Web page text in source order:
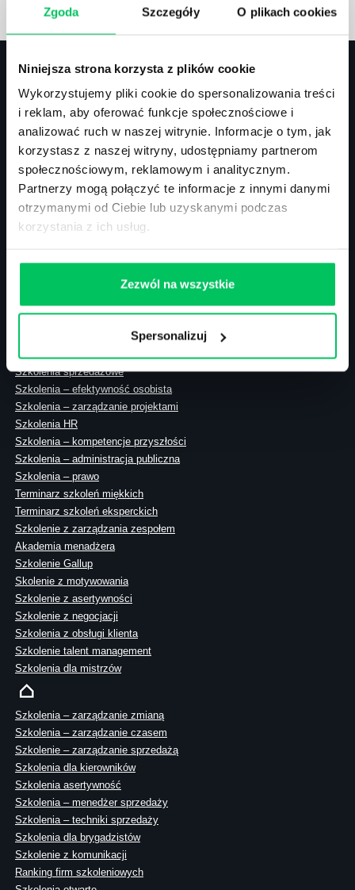
Zgoda Szczegóły O plikach cookies
Niniejsza strona korzysta z plików cookie
Wykorzystujemy pliki cookie do spersonalizowania treści
i reklam, aby oferować funkcje społecznościowe i
analizować ruch w naszej witrynie. Informacje o tym, jak
korzystasz z naszej witryny, udostępniamy partnerom
społecznościowym, reklamowym i analitycznym.
Partnerzy mogą połączyć te informacje z innymi danymi
otrzymanymi od Ciebie lub uzyskanymi podczas
korzystania z ich usług.
Zezwól na wszystkie
Spersonalizuj
ZAPYTAJ O NASZE ROZWIĄZANIA
Kontakt
tel.: 505 273 550
00-394 Warszawa
Szkolenia menedżerskie
Szkolenia sprzedażowe
Szkolenia – efektywność osobista
Szkolenia – zarządzanie projektami
Szkolenia HR
Szkolenia – kompetencje przyszłości
Szkolenia – administracja publiczna
Szkolenia – prawo
Terminarz szkoleń miękkich
Terminarz szkoleń eksperckich
Szkolenie z zarządzania zespołem
Akademia menadżera
Szkolenie Gallup
Skolenie z motywowania
Szkolenie z asertywności
Szkolenie z negocjacji
Szkolenia z obsługi klienta
Szkolenie talent management
Szkolenia dla mistrzów
Szkolenia – zarządzanie zmianą
Szkolenia – zarządzanie czasem
Szkolenie – zarządzanie sprzedażą
Szkolenia dla kierowników
Szkolenia asertywność
Szkolenia – menedżer sprzedaży
Szkolenia – techniki sprzedaży
Szkolenia dla brygadzistów
Szkolenie z komunikacji
Ranking firm szkoleniowych